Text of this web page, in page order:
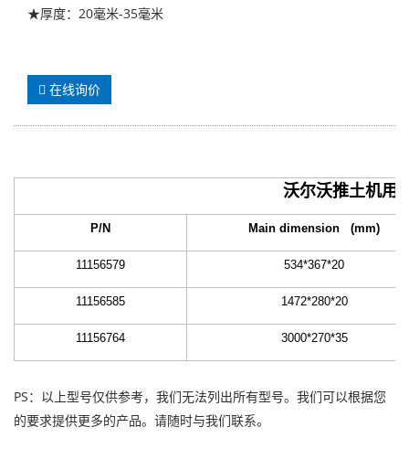
★厚度：20毫米-35毫米
在线询价
沃尔沃推土机用
P/N Main dimension (mm)
11156579 534*367*20
11156585 1472*280*20
11156764 3000*270*35
PS：以上型号仅供参考，我们无法列出所有型号。我们可以根据您
的要求提供更多的产品。请随时与我们联系。